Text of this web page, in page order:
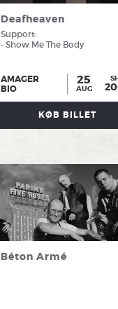
Deafheaven
Support:
- Show Me The Body
AMAGER
BIO
25
AUG
KØB BILLET
Béton Armé